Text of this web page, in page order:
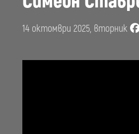
14 октомври 2025, вторник